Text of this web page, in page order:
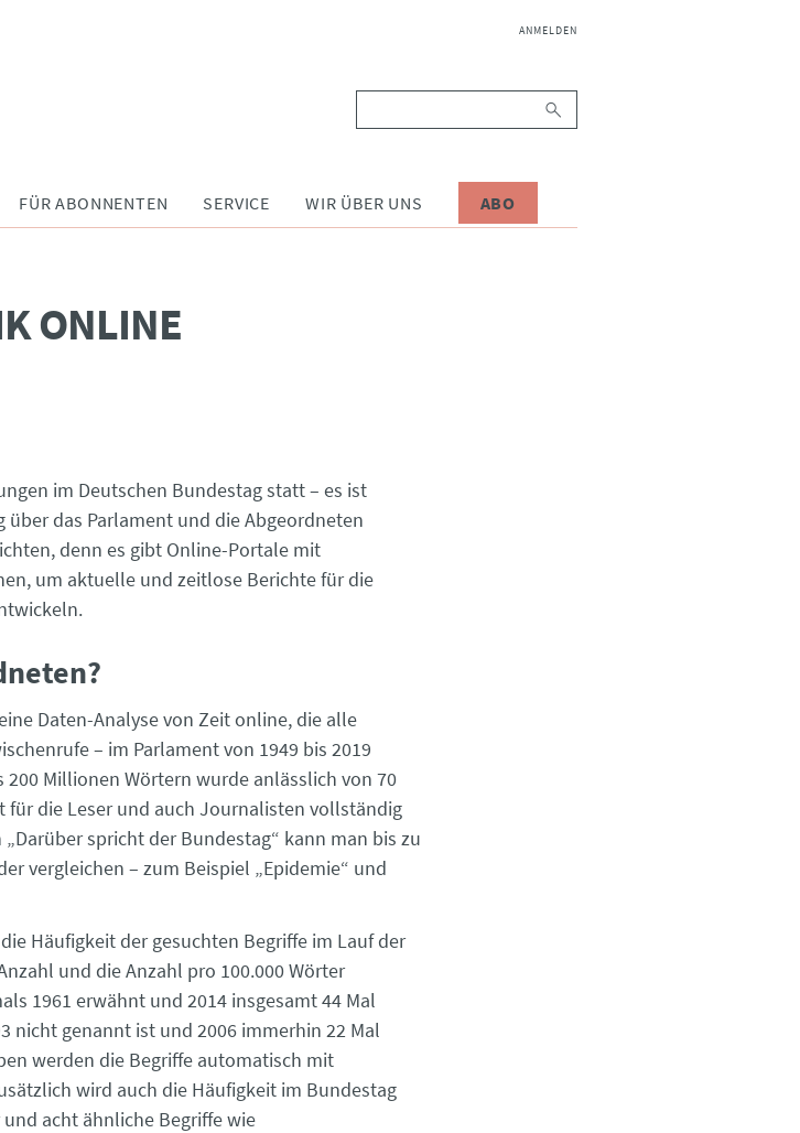
NAVIGATION
ANMELDEN
FÜR ABONNENTEN SERVICE WIR ÜBER UNS ABO
ONLINE
im Deutschen Bundestag statt – es ist
das Parlament und die Abgeordneten
denn es gibt Online-Portale mit
um aktuelle und zeitlose Berichte für die
Daten-Analyse von Zeit online, die alle
– im Parlament von 1949 bis 2019
Millionen Wörtern wurde anlässlich von 70
für die Leser und auch Journalisten vollständig
spricht der Bundestag“ kann man bis zu
vergleichen – zum Beispiel „Epidemie“ und
Häufigkeit der gesuchten Begriffe im Lauf der
und die Anzahl pro 100.000 Wörter
1961 erwähnt und 2014 insgesamt 44 Mal
nicht genannt ist und 2006 immerhin 22 Mal
werden die Begriffe automatisch mit
wird auch die Häufigkeit im Bundestag
und acht ähnliche Begriffe wie